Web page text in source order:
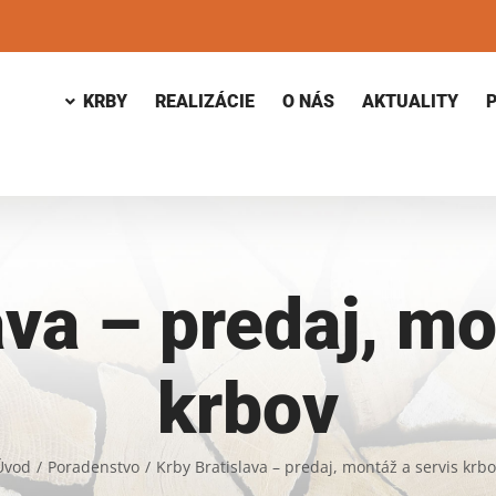
KRBY REALIZÁCIE O NÁS AKTUALITY
– predaj,
krbov
/ Poradenstvo / Krby Bratislava – predaj, montáž a servis